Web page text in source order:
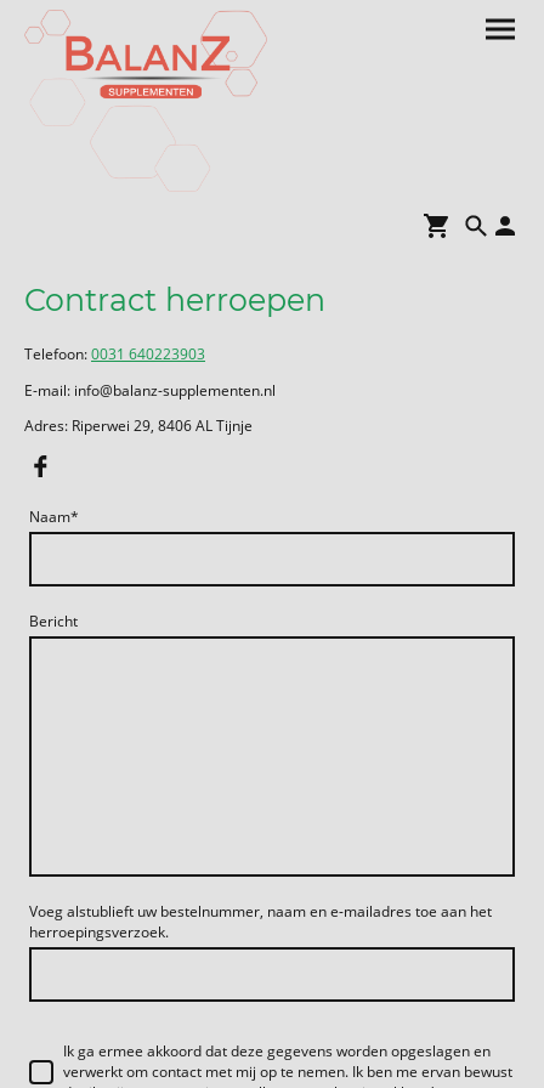
Contract herroepen
Telefoon:0031 640223903
E-mail: info@balanz-supplementen.nl
Adres: Riperwei 29, 8406 AL Tijnje
Naam*
Bericht
Voeg alstublieft uw bestelnummer, naam en e-mailadres toe aan het
herroepingsverzoek.
Ik ga ermee akkoord dat deze gegevens worden opgeslagen en
verwerkt om contact met mij op te nemen. Ik ben me ervan bewust